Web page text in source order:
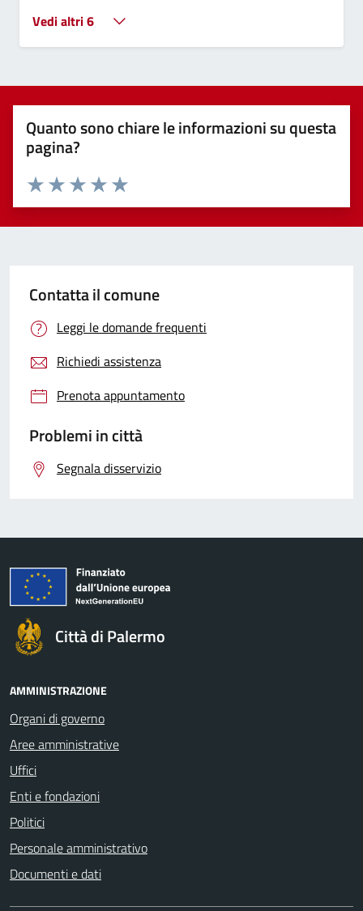
Vedi altri 6
Quanto sono chiare le informazioni su questa
pagina?
Valuta 5 stelle su 5
Valuta 4 stelle su 5
Valuta 3 stelle su 5
Valuta 2 stelle su 5
Valuta 1 stelle su 5
Contatta il comune
Leggi le domande frequenti
Richiedi assistenza
Prenota appuntamento
Problemi in città
Segnala disservizio
Città di Palermo
AMMINISTRAZIONE
Organi di governo
Aree amministrative
Uffici
Enti e fondazioni
Politici
Personale amministrativo
Documenti e dati